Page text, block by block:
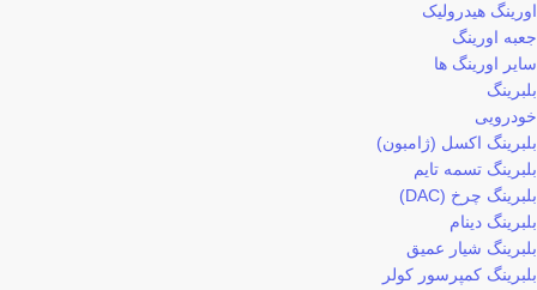
اورینگ هیدرولیک
جعبه اورینگ
سایر اورینگ ها
بلبرینگ
خودرویی
بلبرینگ اکسل (ژامبون)
بلبرینگ تسمه تایم
بلبرینگ چرخ (DAC)
بلبرینگ دینام
بلبرینگ شیار عمیق
بلبرینگ کمپرسور کولر